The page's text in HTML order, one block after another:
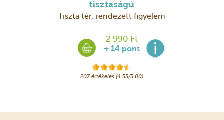
tisztaságú
Tiszta tér, rendezett figyelem
2 990 Ft
+ 14 pont
207 értékelés (4.55/5.00)